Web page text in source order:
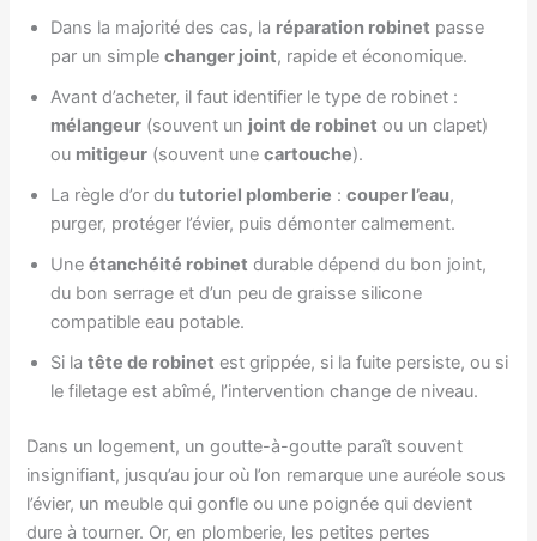
Dans la majorité des cas, la réparation robinet passe
par un simplechanger joint, rapide et économique.
Avant d’acheter, il faut identifier le type de robinet :
mélangeur (souvent un joint de robinet ou un clapet)
ou mitigeur (souvent unecartouche).
La règle d’or dututoriel plomberie :couper l’eau,
purger, protéger l’évier, puis démonter calmement.
Uneétanchéité robinet durable dépend du bon joint,
du bon serrage et d’un peu de graisse silicone
compatible eau potable.
Si latête de robinet est grippée, si la fuite persiste, ou si
le filetage est abîmé, l’intervention change de niveau.
Dans un logement, un goutte-à-goutte paraît souvent
insignifiant, jusqu’au jour où l’on remarque une auréole sous
l’évier, un meuble qui gonfle ou une poignée qui devient
dure à tourner. Or, en plomberie, les petites pertes